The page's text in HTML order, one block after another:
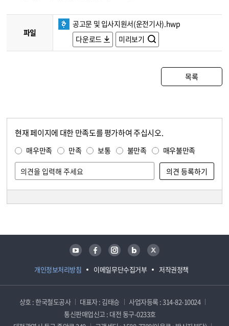
파일
공고문 및 입사지원서(운전기사).hwp
다운로드
미리보기
목록
현재 페이지에 대한 만족도를 평가하여 주십시오.
매우만족 만족 보통 불만족 매우불만족
개인정보처리방침 이메일무단수집거부 저작권정책
유튜브 페이스북 인스타그램 블로그 트위터
상호 : 한국철도공사 대표자 : 김태승
사업자등록 : 314-82-10024
통신판매업신고 : 대전 동구-0233호